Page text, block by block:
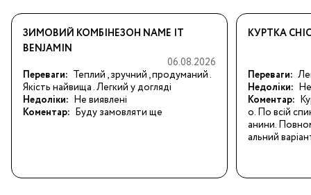
ЗИМОВИЙ КОМБІНЕЗОН NAME IT
BENJAMIN
06.08.2026
Переваги: Теплий , зручний , продуманий .
Якість найвища . Легкий у догляді
Недоліки: Не виявлені
Коментар: Буду замовляти ще
КУРТКА
Переваги:
Недоліки:
Коментар:
о. По всій
анини.
альний